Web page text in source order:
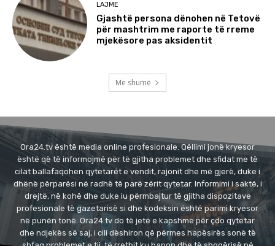
LAJME
Gjashtë persona dënohen në Tetovë
për mashtrim me raporte të rreme
mjekësore pas aksidentit
Më shumë
Ora24.tv është media online profesionale. Qëllimi jonë kryesor
është që të informojmë për të gjitha problemet dhe sfidat me të
cilat ballafaqohen qytetarët e vendit, rajonit dhe më gjerë, duke i
dhënë përparësi në radhë të parë zërit qytetar. Informimi i saktë, i
drejtë, në kohë dhe duke iu përmbajtur të gjitha dispozitave
profesionale të gazetarisë si dhe kodeksin është parimi kryesor
në punën tonë. Ora24.tv do të jetë e kapshme për çdo qytetar
dhe ndjekës së saj, i cili dëshiron që përmes hapësirës sonë të